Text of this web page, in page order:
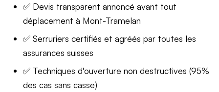
✅ Devis transparent annoncé avant tout
déplacement à Mont-Tramelan
✅ Serruriers certifiés et agréés par toutes les
assurances suisses
✅ Techniques d'ouverture non destructives (95%
des cas sans casse)